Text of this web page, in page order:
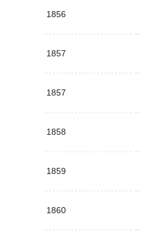
1856
1857
1857
1858
1859
1860